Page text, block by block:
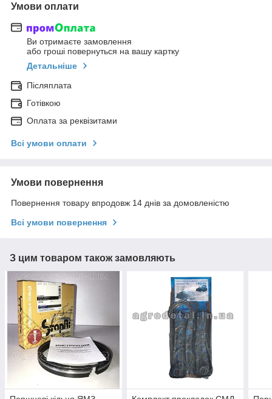
Умови оплати
Ви отримаєте замовлення
або гроші повернуться на вашу картку
Детальніше
Післяплата
Готівкою
Оплата за реквізитами
Всі умови оплати
Умови повернення
Повернення товару впродовж 14 днів за домовленістю
Всі умови повернення
З цим товаром також замовляють